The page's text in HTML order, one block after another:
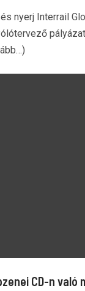
nyerj Interrail
CD-n való